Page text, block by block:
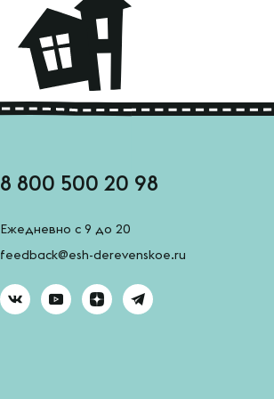
8 800 500 20 98
Ежедневно с 9 до 20
feedback@esh-derevenskoe.ru